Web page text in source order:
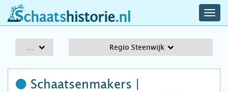
schaatshistorie.nl
Regio Steenwijk
Schaatsenmakers |